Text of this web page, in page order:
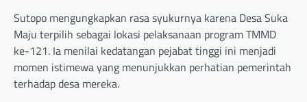
Sutopo mengungkapkan rasa syukurnya karena Desa Suka
Maju terpilih sebagai lokasi pelaksanaan program TMMD
ke-121. Ia menilai kedatangan pejabat tinggi ini menjadi
momen istimewa yang menunjukkan perhatian pemerintah
terhadap desa mereka.